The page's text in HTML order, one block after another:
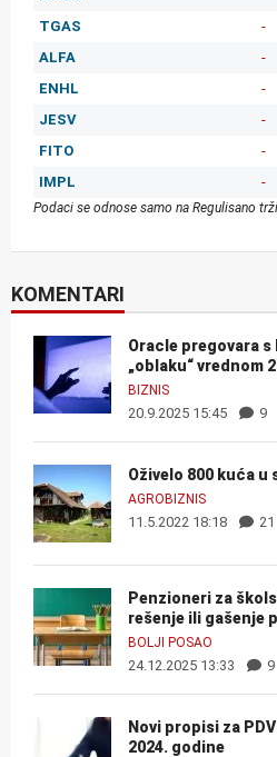
TGAS
-
ALFA
-
ENHL
-
JESV
-
FITO
-
IMPL
-
Podaci se odnose samo na Regulisano
KOMENTARI
Oracle pregovara
„oblaku“ vrednom
BIZNIS
20.9.2025 15:45 9
Oživelo 800 kuća u
AGROBIZNIS
11.5.2022 18:18 21
Penzioneri za
rešenje ili gašenje
BOLJI POSAO
24.12.2025 13:33 9
Novi propisi za
2024. godine